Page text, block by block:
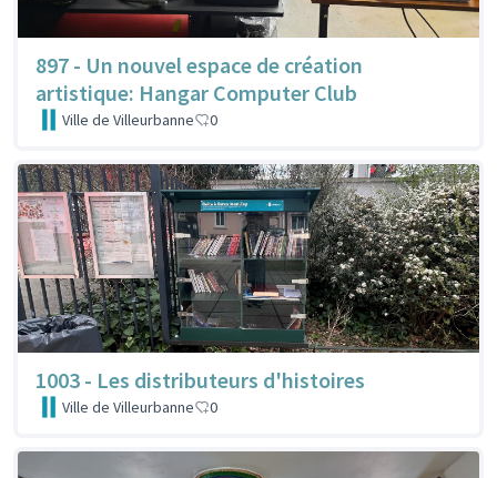
897 - Un nouvel espace de création
artistique: Hangar Computer Club
Ville de Villeurbanne 0
1003 - Les distributeurs d'histoires
Ville de Villeurbanne 0